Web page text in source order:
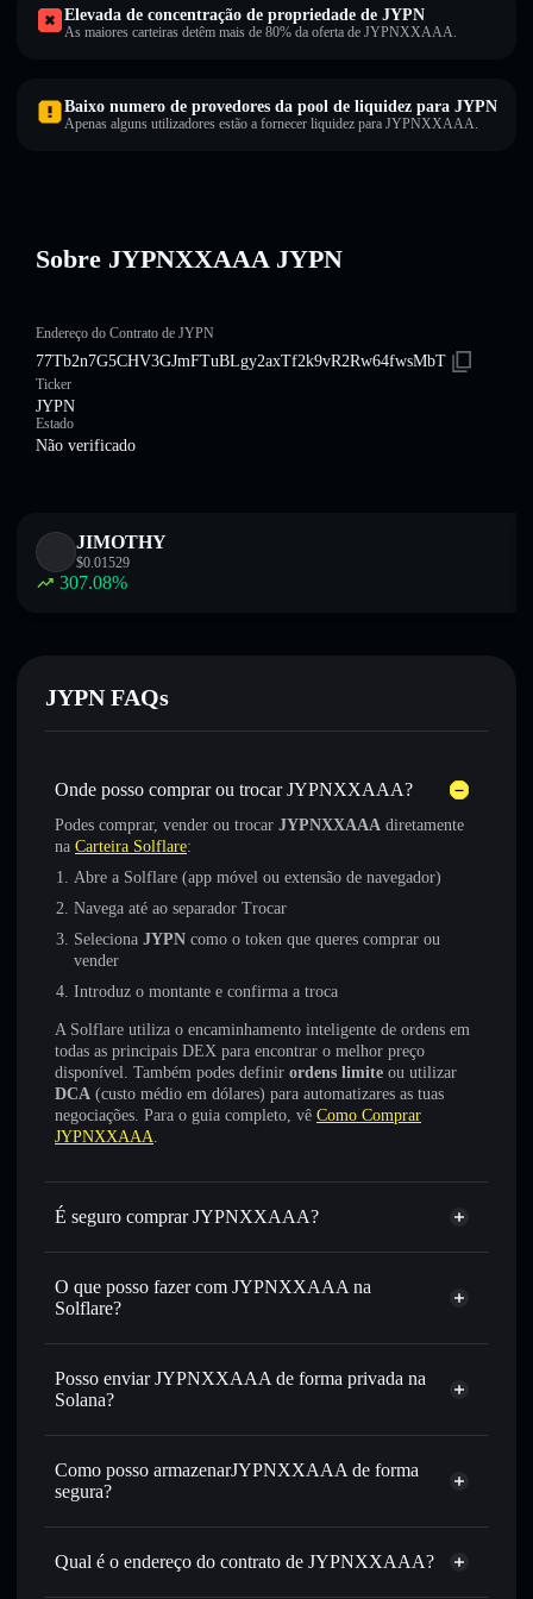
Elevada de concentração de propriedade de JYPN
As maiores carteiras detêm mais de 80% da oferta de JYPNXXAAA.
Baixo numero de provedores da pool de liquidez para JYPN
Apenas alguns utilizadores estão a fornecer liquidez para JYPNXXAAA.
Sobre JYPNXXAAA JYPN
Endereço do Contrato de JYPN
77Tb2n7G5CHV3GJmFTuBLgy2axTf2k9vR2Rw64fwsMbT
Ticker
JYPN
Estado
Não verificado
JIMOTHY
$0.01529
307.08%
JYPN FAQs
Onde posso comprar ou trocar JYPNXXAAA?
Podes comprar, vender ou trocar JYPNXXAAA diretamente
na Carteira Solflare:
Abre a Solflare (app móvel ou extensão de navegador)
Navega até ao separador Trocar
Seleciona JYPN como o token que queres comprar ou
vender
Introduz o montante e confirma a troca
A Solflare utiliza o encaminhamento inteligente de ordens em
todas as principais DEX para encontrar o melhor preço
disponível. Também podes definir ordens limite ou utilizar
DCA (custo médio em dólares) para automatizares as tuas
negociações. Para o guia completo, vê Como Comprar
JYPNXXAAA.
É seguro comprar JYPNXXAAA?
JYPNXXAAA não está verificado
O que posso fazer com JYPNXXAAA na
Solflare?
JYPNXXAAA
Carteira Solflare
Trocar instantaneamente— trocar JYPN por SOL,
USDC ou milhares de outros tokens Solana com
melhor preço disponível
Definir ordens limite— automatizar transações ao teu
preço-alvo para JYPN
Utilizar DCA— investir de forma faseada ao longo do
Enviar de forma privada
Posso enviar JYPNXXAAA de forma privada na
Solana?
Agregador de Privacidade
Como posso armazenarJYPNXXAAA de forma
segura?
JYPNXXAAA
Qual é o endereço do contrato de JYPNXXAAA?